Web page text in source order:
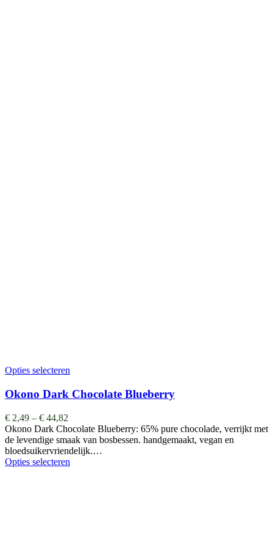
Opties selecteren
Okono Dark Chocolate Blueberry
€ 2,49 – € 44,82
Okono Dark Chocolate Blueberry: 65% pure chocolade, verrijkt met
de levendige smaak van bosbessen. handgemaakt, vegan en
bloedsuikervriendelijk.…
Opties selecteren